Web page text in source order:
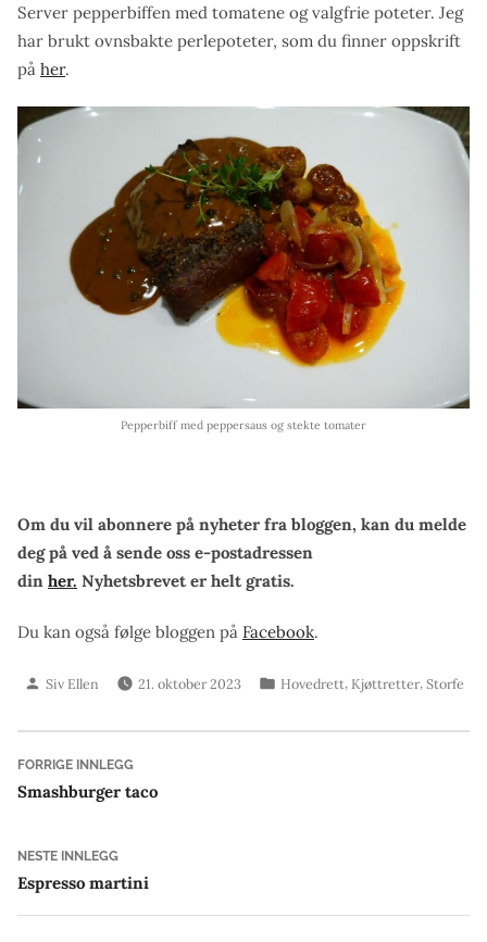
Server pepperbiffen med tomatene og valgfrie poteter. Jeg
har brukt ovnsbakte perlepoteter, som du finner oppskrift
på her.
Pepperbiff med peppersaus og stekte tomater
Om du vil abonnere på nyheter fra bloggen, kan du melde
deg på ved å sende oss e-postadressen
din her. Nyhetsbrevet er helt gratis.
Du kan også følge bloggen på Facebook.
Skrevet
Siv Ellen 21. oktober 2023
Publisert
Hovedrett, Kjøttretter, Storfe
Innleggsnavigasjon
FORRIGE INNLEGGForrige
innlegg:
Smashburger taco
NESTE INNLEGGNeste
innlegg:
Espresso martini